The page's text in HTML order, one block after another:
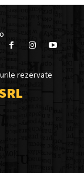
rezervate